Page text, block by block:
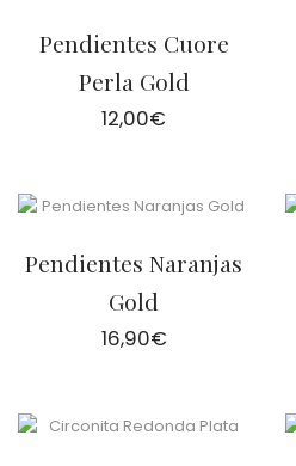
Pendientes Cuore
Perla Gold
12,00€
Pendientes Naranjas
Gold
16,90€